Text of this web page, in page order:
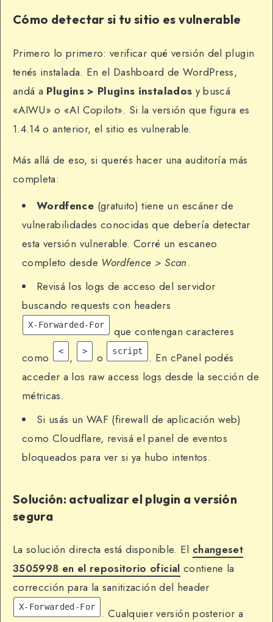
Cómo detectar si tu sitio es vulnerable
Primero lo primero: verificar qué versión del plugin
tenés instalada. En el Dashboard de WordPress,
andá a Plugins > Plugins instalados y buscá
«AIWU» o «AI Copilot». Si la versión que figura es
1.4.14 o anterior, el sitio es vulnerable.
Más allá de eso, si querés hacer una auditoría más
completa:
Wordfence (gratuito) tiene un escáner de
vulnerabilidades conocidas que debería detectar
esta versión vulnerable. Corré un escaneo
completo desde Wordfence > Scan.
Revisá los logs de acceso del servidor
buscando requests con headers
X-Forwarded-For
que contengan caracteres
como
< , > o script
. En cPanel podés
acceder a los raw access logs desde la sección de
métricas.
Si usás un WAF (firewall de aplicación web)
como Cloudflare, revisá el panel de eventos
bloqueados para ver si ya hubo intentos.
Solución: actualizar el plugin a versión
segura
La solución directa está disponible. El changeset
3505998 en el repositorio oficial contiene la
corrección para la sanitización del header
X-Forwarded-For
. Cualquier versión posterior a